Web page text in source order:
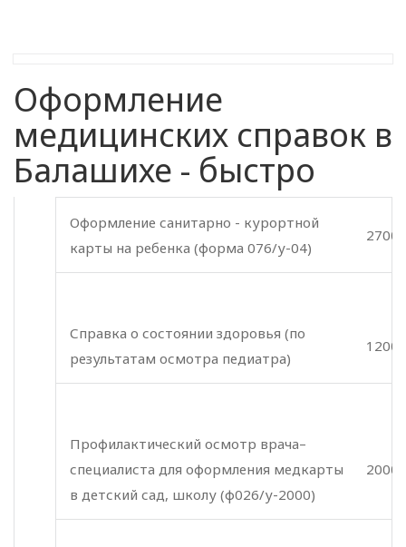
Оформление
медицинских справок в
Балашихе - быстро
Оформление санитарно - курортной
карты на ребенка (форма 076/у-04)
2700
Справка о состоянии здоровья (по
результатам осмотра педиатра)
1200
Профилактический осмотр врача–
специалиста для оформления медкарты
в детский сад, школу (ф026/у-2000)
2000